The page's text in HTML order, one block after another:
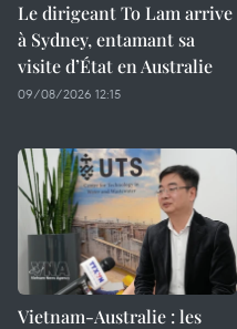
Le dirigeant To Lam arrive
à Sydney, entamant sa
visite d’État en Australie
09/08/2026 12:15
Vietnam-Australie : les